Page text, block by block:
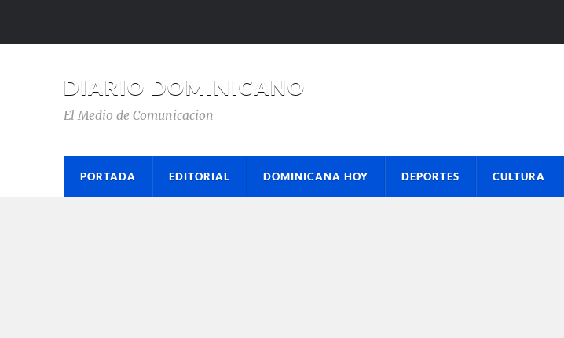
DIARIO DOMINICANO
El Medio de Comunicacion
PORTADA EDITORIAL DOMINICANA HOY DEPORTES CULTURA